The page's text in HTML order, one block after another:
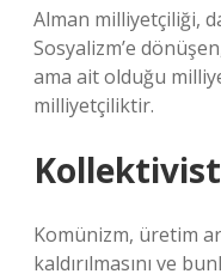
Alman milliyetçiliği,
Sosyalizm’e
ama ait olduğu
milliyetçiliktir.
Komünizm, üretim
kaldırılmasını ve